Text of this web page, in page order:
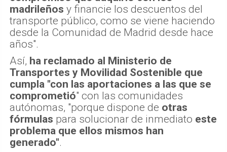
madrileños y financie los descuentos del
transporte público, como se viene haciendo
desde la Comunidad de Madrid desde hace
años".
Así, ha reclamado al Ministerio de
Transportes y Movilidad Sostenible que
cumpla "con las aportaciones a las que se
comprometió" con las comunidades
autónomas, "porque dispone de otras
fórmulas para solucionar de inmediato este
problema que ellos mismos han
generado".